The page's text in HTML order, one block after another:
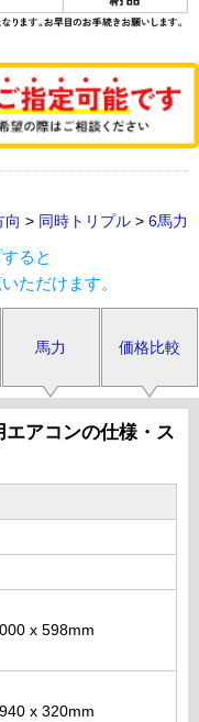
向 > 同時トリプル > 6馬力
ると
ただけます。
馬力 価格比較
アコンの仕様・ス
x 598mm
x 320mm